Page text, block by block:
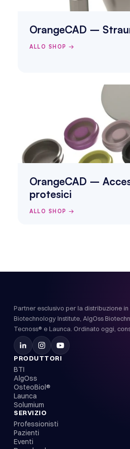
OrangeCAD –
ALLO SHOP →
OrangeCAD –
protesici
ALLO SHOP →
Partner esclusivo per la distribuzione in
Biotechnology Institute, AlgOss
Tecnoss® e Launca. Ordinato oggi,
PRODUTTORI
BTI
AlgOss
OsteoBiol®
Launca
Solumium
SERVIZIO
Professionisti
Pazienti
Eventi